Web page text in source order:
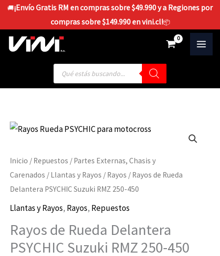
contenido
🚚¡Envío Gratis RM en compras sobre $49.990 y a Regiones por
compras sobre $149.990 en vini.cl!📦
Búsqueda
productos
Inicio / Repuestos / Partes Externas, Chasis y
Carenados / Llantas y Rayos / Rayos / Rayos de Rueda
Delantera PSYCHIC Suzuki RMZ 250-450
Llantas y Rayos, Rayos, Repuestos
Rayos de Rueda Delantera
PSYCHIC Suzuki RMZ 250-450
Rayos
Rueda
Delantera
PSYCHIC
Suzuki
250-
450